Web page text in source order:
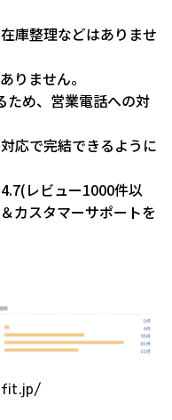
庫整理などはありませ
りません。
め、営業電話への対
応で完結できるように
レビュー1000件以
カスタマーサポートを